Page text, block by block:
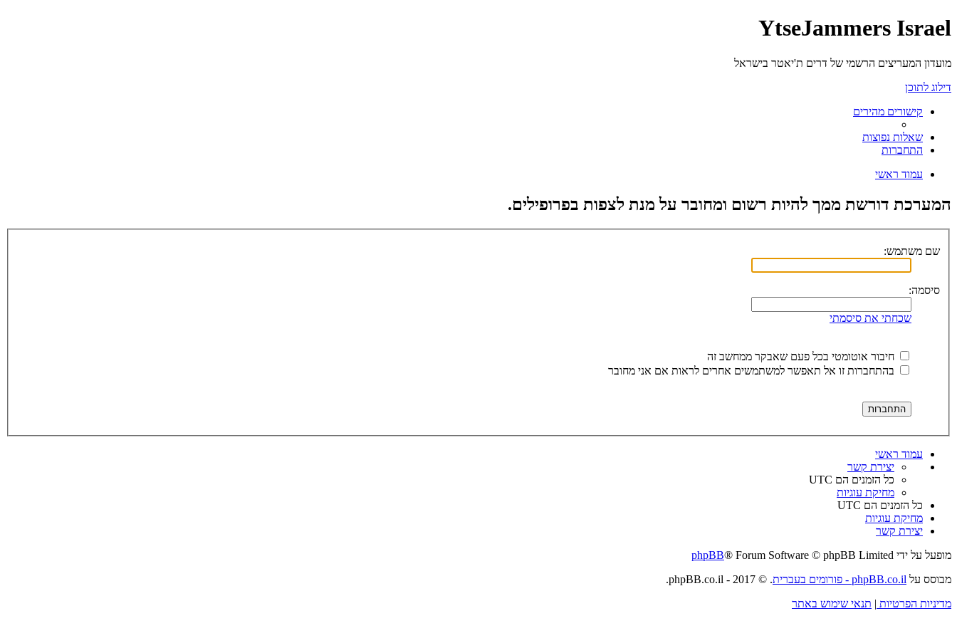
YtseJammers Israel
מועדון המעריצים הרשמי של דרים ת'יאטר בישראל
דילוג לתוכן
קישורים מהירים
שאלות נפוצות
התחברות
עמוד ראשי
המערכת דורשת ממך להיות רשום ומחובר על מנת לצפות בפרופילים.
שם משתמש:
סיסמה:
שכחתי את סיסמתי
חיבור אוטומטי בכל פעם שאבקר ממחשב זה
בהתחברות זו אל תאפשר למשתמשים אחרים לראות אם אני מחובר
עמוד ראשי
יצירת קשר
כל הזמנים הם UTC
מחיקת עוגיות
כל הזמנים הם UTC
מחיקת עוגיות
יצירת קשר
מופעל על ידי
phpBB® Forum Software © phpBB Limited
מבוסס על phpBB.co.il - פורומים בעברית
. © 2017 - phpBB.co.il.
מדיניות הפרטיות | תנאי שימוש באתר